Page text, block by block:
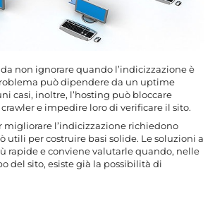
da non ignorare quando l’indicizzazione è
può dipendere da un uptime
casi, inoltre, l’hosting può bloccare
e impedire loro di verificare il sito.
l’indicizzazione richiedono
utili per costruire basi solide. Le soluzioni a
rapide e conviene valutarle quando, nelle
del sito, esiste già la possibilità di